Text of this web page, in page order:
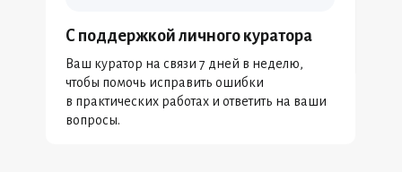
С поддержкой личного куратора
Ваш куратор на связи 7 дней в неделю,
чтобы помочь исправить ошибки
в практических работах и ответить на ваши
вопросы.